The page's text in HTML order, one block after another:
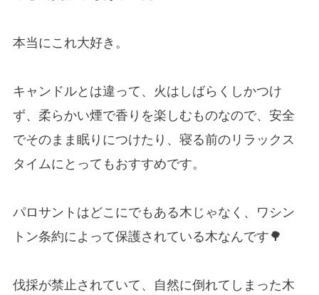
本当にこれ大好き。
キャンドルとは違って、火はしばらくしかつけ
ず、柔らかい煙で香りを楽しむものなので、安全
でそのまま眠りにつけたり、寝る前のリラックス
タイムにとってもおすすめです。
パロサントはどこにでもある木じゃなく、ワシン
トン条約によって保護されている木なんです🌳
伐採が禁止されていて、自然に倒れてしまった木